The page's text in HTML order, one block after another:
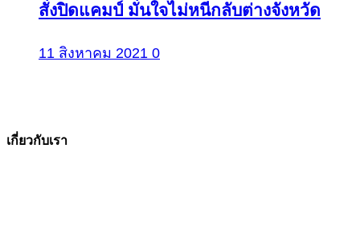
สั่งปิดแคมป์ มั่นใจไม่หนีกลับต่างจังหวัด
11 สิงหาคม 2021 0
เกี่ยวกับเรา